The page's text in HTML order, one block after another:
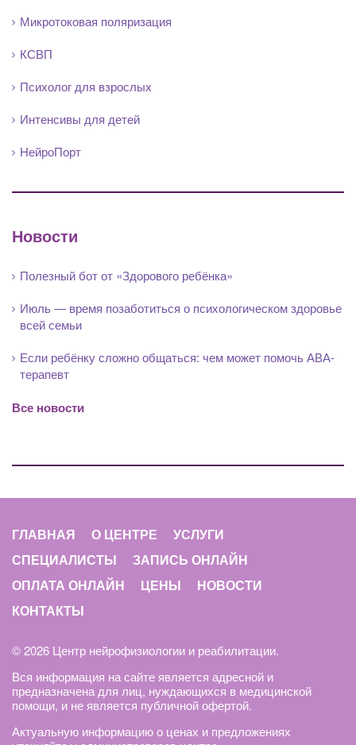
Микротоковая поляризация
КСВП
Психолог для взрослых
Интенсивы для детей
НейроПорт
Новости
Полезный бот от «Здорового ребёнка»
Июль — время позаботиться о психологическом здоровье
всей семьи
Если ребёнку сложно общаться: чем может помочь АВА-
терапевт
Все новости
ГЛАВНАЯ О ЦЕНТРЕ
УСЛУГИ
СПЕЦИАЛИСТЫ
ЗАПИСЬ ОНЛАЙН
ОПЛАТА ОНЛАЙН
ЦЕНЫ
НОВОСТИ
КОНТАКТЫ
© 2026 Центр нейрофизиологии и реабилитации.
Вся информация на сайте является адресной и
предназначена для лиц, нуждающихся в медицинской
помощи, и не является публичной офертой.
Актуальную информацию о ценах и предложениях